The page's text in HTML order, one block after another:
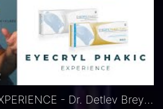
EYECRYL PHAKIC EXPERIENCE - Dr. Detlev Breyer, Düsseldorf